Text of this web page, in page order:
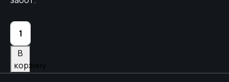
Количество
товара
Защитный
пластырь
для
В
корзину